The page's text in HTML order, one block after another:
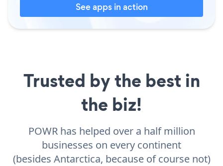
See apps in action
Trusted by the best in
the biz!
POWR has helped over a half million
businesses on every continent
(besides Antarctica, because of course not)